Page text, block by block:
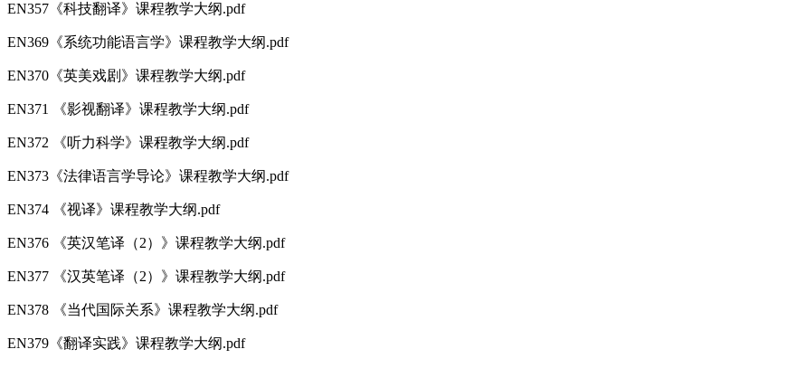
EN357《科技翻译》课程教学大纲.pdf
EN369《系统功能语言学》课程教学大纲.pdf
EN370《英美戏剧》课程教学大纲.pdf
EN371 《影视翻译》课程教学大纲.pdf
EN372 《听力科学》课程教学大纲.pdf
EN373《法律语言学导论》课程教学大纲.pdf
EN374 《视译》课程教学大纲.pdf
EN376 《英汉笔译（2）》课程教学大纲.pdf
EN377 《汉英笔译（2）》课程教学大纲.pdf
EN378 《当代国际关系》课程教学大纲.pdf
EN379《翻译实践》课程教学大纲.pdf